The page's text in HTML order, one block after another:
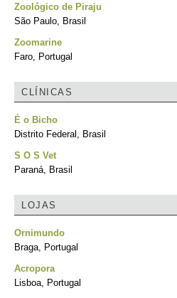
Zoológico de Piraju
São Paulo, Brasil
Zoomarine
Faro, Portugal
CLÍNICAS
É o Bicho
Distrito Federal, Brasil
S O S Vet
Paraná, Brasil
LOJAS
Ornimundo
Braga, Portugal
Acropora
Lisboa, Portugal